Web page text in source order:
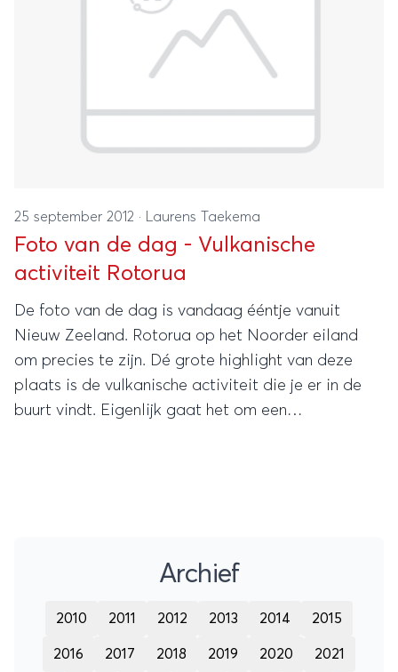
25 september 2012 · Laurens Taekema
Foto van de dag - Vulkanische
activiteit Rotorua
De foto van de dag is vandaag ééntje vanuit
Nieuw Zeeland. Rotorua op het Noorder eiland
om precies te zijn. Dé grote highlight van deze
plaats is de vulkanische activiteit die je er in de
buurt vindt. Eigenlijk gaat het om een
Archief
2010 2011 2012 2013 2014 2015
2016 2017 2018 2019 2020 2021